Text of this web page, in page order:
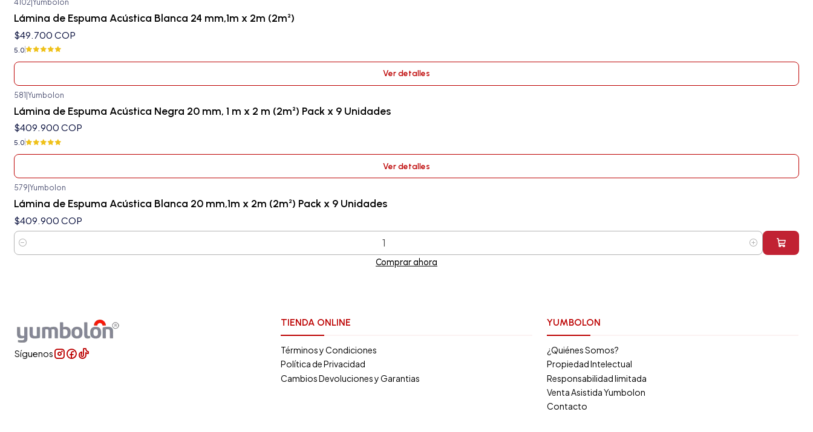
Agotado
4102 Yumbolon
Lámina de Espuma Acústica Blanca 24 mm,1m x 2m (2m²)
$49.700 COP
5.0
Ver detalles
Agotado
581|Yumbolon
Lámina de Espuma Acústica Negra 20 mm, 1 m x 2 m (2m²) Pack x 9 Unidades
$409.900 COP
5.0
Ver detalles
579 Yumbolon
Lámina de Espuma Acústica Blanca 20 mm,1m x 2m (2m²) Pack x 9 Unidades
$409.900 COP
Cantidad
Comprar ahora
Síguenos
TIENDA ONLINE
Términos y Condiciones
Política de Privacidad
Cambios Devoluciones y Garantias
YUMBOLON
¿Quiénes Somos?
Propiedad Intelectual
Responsabilidad limitada
Venta Asistida Yumbolon
Contacto